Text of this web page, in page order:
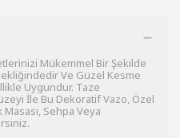
Mükemmel Bir Şekilde
Ve Güzel Kesme
Uygundur. Taze
İle Bu Dekoratif Vazo, Özel
Masası, Sehpa Veya